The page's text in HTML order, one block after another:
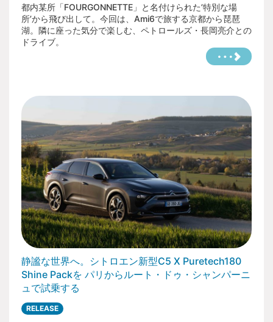
局緊急連絡先までお電話ください。
【免責について】
荒天・天災・疫病等によるイベントの中断・中止の際、
交通費や宿泊費など当イベントの参加に伴う費用の一切
を主催者は負担できません。予めご了承ください。
主催および事務局では、特別な場合を除き、会場内にお
せんので予めご了承ください。
主催および事務局の指示に従わずに会場施設などを傷つ
けてしまった場合、当事者の費用と負担に於いて原状回
復していただきます。
会場でのお車やお手荷物、金銭などの盗難や万引き、破
損等に関する弁済責任を主催および事務局は負いませ
ん。お手回り品の管理は各自でしっかりと行ってくださ
い。
参加注意事項をお守りいただけない場合や、他の参加者
への迷惑行為があった場合、主催者の判断により強制退
場いただきます。
【その他】
Citroënist Rendez-vous OWNERS’ FESTIVALの参加条
件および参加要項、参加注意事項を踏まえ、出店要項を
ご確認ください。
よくある質問はFAQをご確認ください。
【出店資格・申込み】
都内某所「FOURGONNETTE」と名付けられた’特別な場
所’から飛び出して。今回は、Ami6で旅する京都から琵琶
湖。隣に座った気分で楽しむ、ペトロールズ・長岡亮介との
ドライブ。
静謐な世界へ。シトロエン新型C5 X Puretech180
Shine Packを パリからルート・ドゥ・シャンパーニ
ュで試乗する
RELEASE